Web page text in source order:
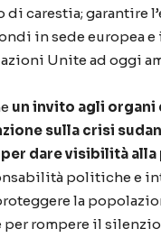
di carestia; garantire
in sede europea
Unite ad oggi
un invito agli organi
sulla crisi
dare visibilità
politiche e
la
per rompere il